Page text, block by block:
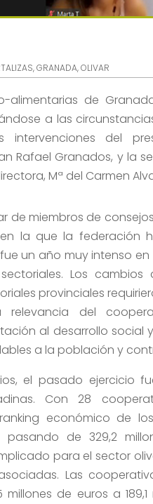
,GRANADA,OLIVAR
alimentarias de
a las
del
Rafael Granados, y la
Mª del Carmen
de miembros de
la que la federación
un año muy intenso
Los
provinciales
relevancia del
al desarrollo
a la población y
el pasado ejercicio
Con 28
económico de
pasando de 329,2
para el sector
Las
de euros a